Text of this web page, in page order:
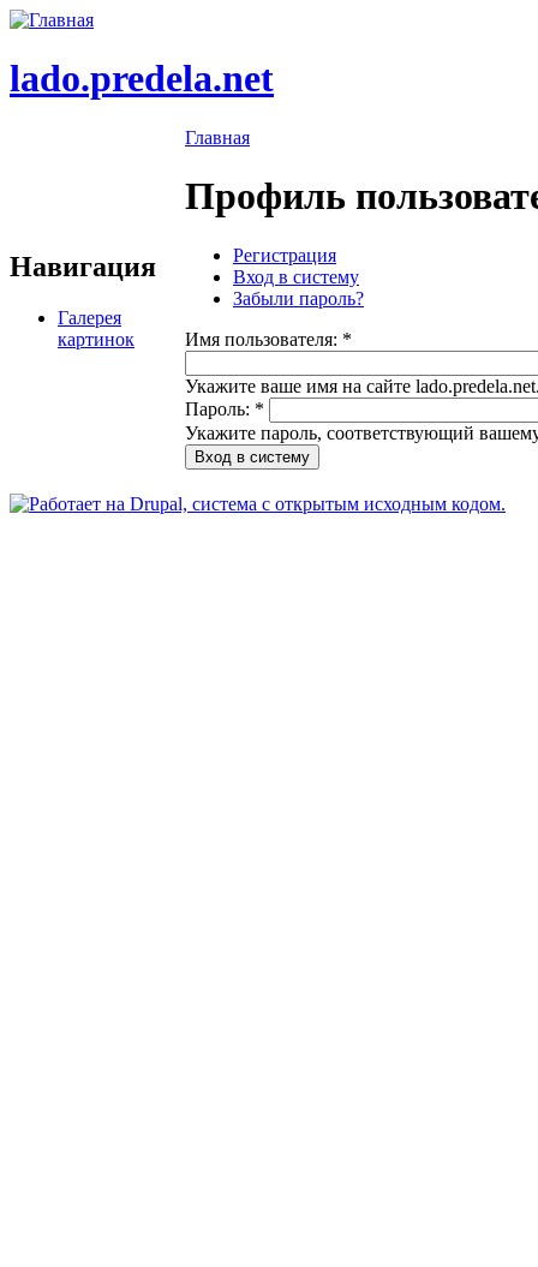
lado.predela.net
Навигация
Галерея
картинок
Главная
Профиль
Регистрация
Вход в систему
Забыли пароль?
Имя пользователя: *
Укажите ваше имя на сайте
Пароль: *
Укажите пароль, соответствующий